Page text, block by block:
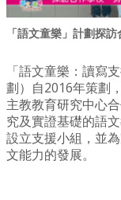
「語文童樂」計劃探
「語文童樂：讀寫
劃）自2016年策劃
主教教育研究中心
究及實證基礎的語
設立支援小組，並
文能力的發展。